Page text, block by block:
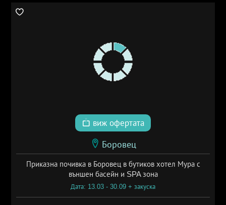
виж офертата
Боровец
Приказна почивка в Боровец в бутиков хотел Мура с
външен басейн и SPA зона
Дата: 13.03 - 30.09 + закуска